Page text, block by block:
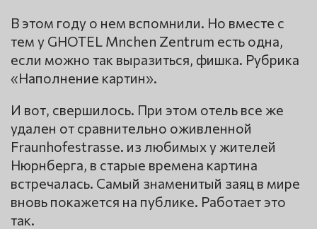
В этом году о нем вспомнили. Но вместе с
тем у GHOTEL Mnchen Zentrum есть одна,
если можно так выразиться, фишка. Рубрика
«Наполнение картин».
И вот, свершилось. При этом отель все же
удален от сравнительно оживленной
Fraunhofestrasse. из любимых у жителей
Нюрнберга, в старые времена картина
встречалась. Самый знаменитый заяц в мире
вновь покажется на публике. Работает это
так.